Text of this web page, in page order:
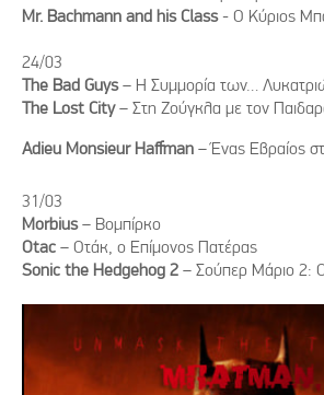
Mr. Bachmann and his Class- Ο Κύριος
24/03
The Bad Guys– Η Συμμορία των…
The Lost City– Στη Ζούγκλα με τον
Αdieu Monsieur Haffman – Ένας Εβραίος
31/03
Μorbius– Βομπίρκο
Otac – Οτάκ, ο Επίμονος Πατέρας
Sonic the Hedgehog 2 – Σούπερ Μάριο 2: